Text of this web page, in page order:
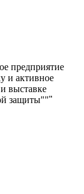
предприятие
и активное
выставке
защиты"""